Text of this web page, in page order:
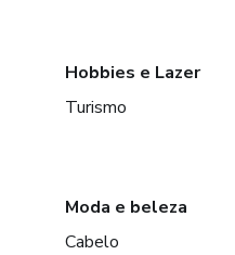
Hobbies e Lazer
Turismo
Moda e beleza
Cabelo